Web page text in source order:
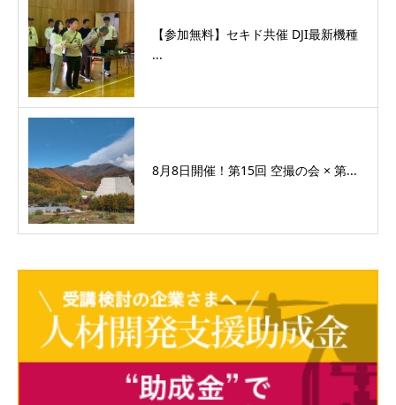
【参加無料】セキド共催 DJI最新機種
...
8月8日開催！第15回 空撮の会 × 第...